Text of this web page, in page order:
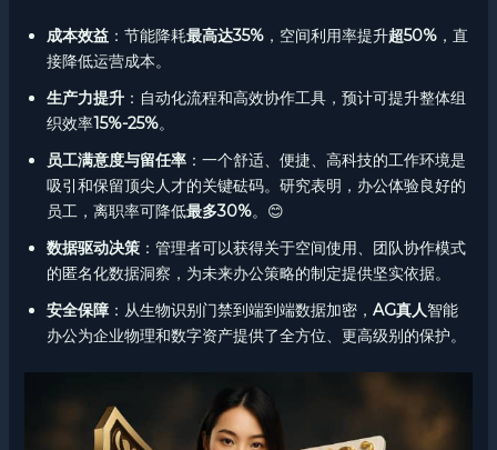
成本效益：节能降耗最高达35%，空间利用率提升超50%，直
接降低运营成本。
生产力提升：自动化流程和高效协作工具，预计可提升整体组
织效率15%-25%。
员工满意度与留任率：一个舒适、便捷、高科技的工作环境是
吸引和保留顶尖人才的关键砝码。研究表明，办公体验良好的
员工，离职率可降低最多30%。😊
数据驱动决策：管理者可以获得关于空间使用、团队协作模式
的匿名化数据洞察，为未来办公策略的制定提供坚实依据。
安全保障：从生物识别门禁到端到端数据加密， AG真人智能
办公为企业物理和数字资产提供了全方位、更高级别的保护。